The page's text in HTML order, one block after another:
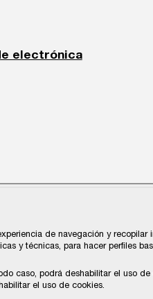
electrónica
de navegación y
y técnicas, para hacer perfiles
caso, podrá deshabilitar el uso
el uso de cookies.